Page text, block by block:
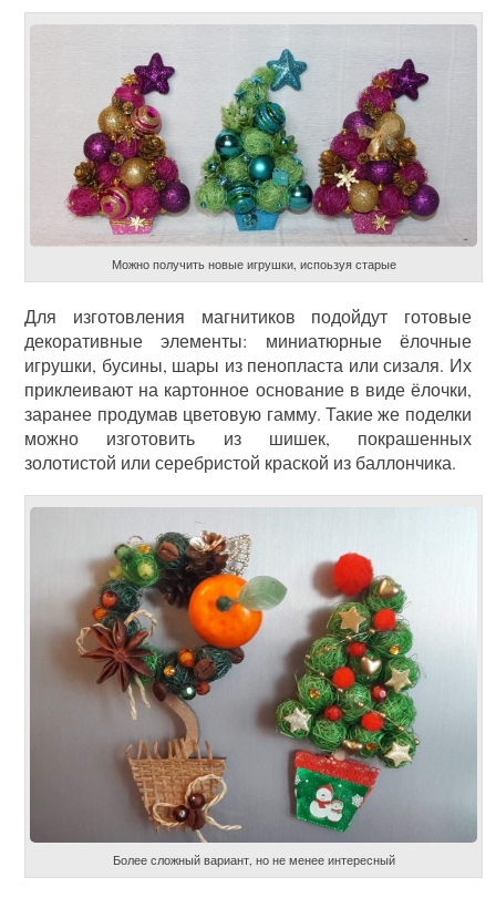
Можно получить новые игрушки, испоьзуя старые
Для изготовления магнитиков подойдут готовые
декоративные элементы: миниатюрные ёлочные
игрушки, бусины, шары из пенопласта или сизаля. Их
приклеивают на картонное основание в виде ёлочки,
заранее продумав цветовую гамму. Такие же поделки
можно изготовить из шишек, покрашенных
золотистой или серебристой краской из баллончика.
Более сложный вариант, но не менее интересный